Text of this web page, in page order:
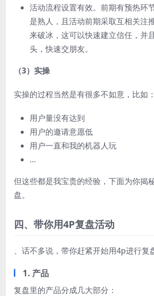
活动流程设置有效。前期有预热环
是熟人，且活动前期采取互相关注
来破冰，这可以快速建立信任，并
头，快速交朋友。
（3）实操
实操的过程当然是有很多不如意，比如：
用户量没有达到
用户的邀请意愿低
用户一直和我的机器人玩
…
但这些都是我宝贵的经验，下面为你揭
盘。
四、带你用4P复盘活动
、话不多说，带你赶紧开始用4p进行复
1. 产品
复盘里的产品分成几大部分：